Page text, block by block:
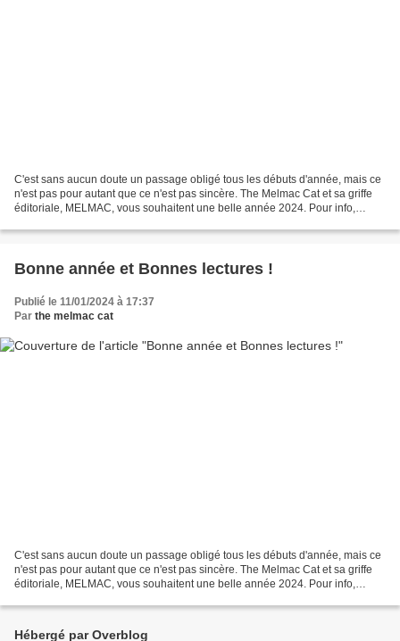
C'est sans aucun doute un passage obligé tous les débuts d'année, mais ce
n'est pas pour autant que ce n'est pas sincère. The Melmac Cat et sa griffe
éditoriale, MELMAC, vous souhaitent une belle année 2024. Pour info,
Bonne année et Bonnes lectures !
Publié le 11/01/2024 à 17:37
Par the melmac cat
C'est sans aucun doute un passage obligé tous les débuts d'année, mais ce
n'est pas pour autant que ce n'est pas sincère. The Melmac Cat et sa griffe
éditoriale, MELMAC, vous souhaitent une belle année 2024. Pour info,
Hébergé par Overblog